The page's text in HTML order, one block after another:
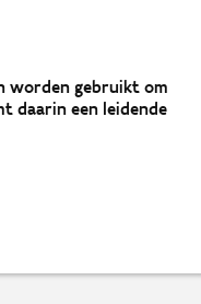
worden gebruikt om
daarin een leidende